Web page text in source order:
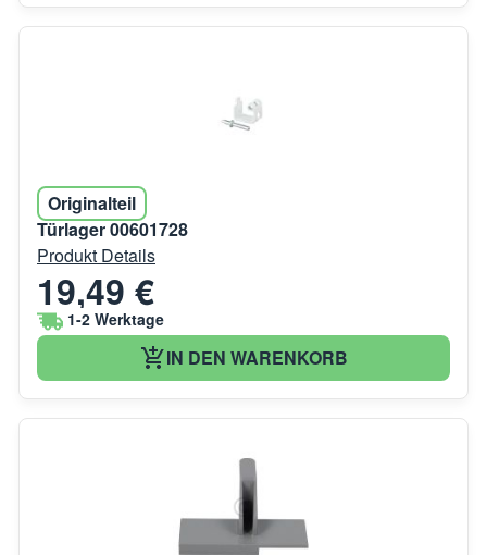
Originalteil
Türlager 00601728
Produkt Details
19,49 €
1-2 Werktage
IN DEN WARENKORB